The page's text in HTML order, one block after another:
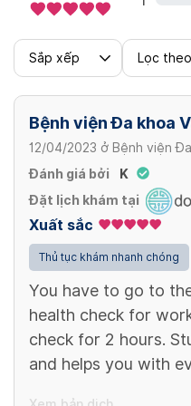
150,000 VND
Sắp xếp Lọc
Bệnh viện Đa khoa
12/04/2023 ở Bệnh viện
Đánh giá bởi
K
Đặt lịch khám tại
Xuất sắc
Thủ tục khám nhanh chóng
You have to go to
health check for
check for 2 hours.
and helps you with